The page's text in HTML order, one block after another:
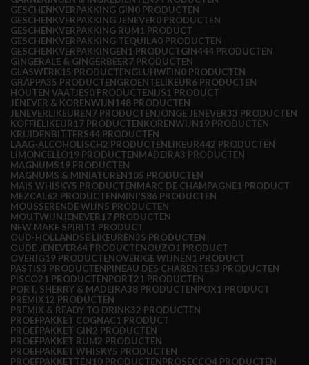
GESCHENKVERPAKKING GIN0 PRODUCTEN
GESCHENKVERPAKKING JENEVER0 PRODUCTEN
GESCHENKVERPAKKING RUM1 PRODUCT
GESCHENKVERPAKKING TEQUILA0 PRODUCTEN
GESCHENKVERPAKKINGEN1 PRODUCTGIN444 PRODUCTEN
GINGERALE & GINGERBEER7 PRODUCTEN
GLASWERK15 PRODUCTENGLUHWEIN0 PRODUCTEN
GRAPPA35 PRODUCTENGROENTELIKEUR6 PRODUCTEN
HOUTEN VAATJES0 PRODUCTENIJS1 PRODUCT
JENEVER & KORENWIJN148 PRODUCTEN
JENEVERLIKEUREN7 PRODUCTENJONGE JENEVER33 PRODUCTEN
KOFFIELIKEUR 17 PRODUCTENKORENWIJN19 PRODUCTEN
KRUIDENBITTERS44 PRODUCTEN
LAAG-ALCOHOLISCH2 PRODUCTENLIKEUR442 PRODUCTEN
LIMONCELLO19 PRODUCTENMADEIRA3 PRODUCTEN
MAGNUMS19 PRODUCTEN
MAGNUMS & MINIATUREN105 PRODUCTEN
MAIS WHISKY5 PRODUCTENMARC DE CHAMPAGNE1 PRODUCT
MEZCAL 62 PRODUCTENMINI'S86 PRODUCTEN
MOUSSERENDE WIJN5 PRODUCTEN
MOUTWIJNJENEVER 17 PRODUCTEN
NEW MAKE SPIRIT1 PRODUCT
OUD-HOLLANDSE LIKEUREN35 PRODUCTEN
OUDE JENEVER64 PRODUCTENOUZO1 PRODUCT
OVERIG19 PRODUCTENOVERIGE WIJNEN1 PRODUCT
PASTIS3 PRODUCTENPINEAU DES CHARENTES3 PRODUCTEN
PISCO21 PRODUCTENPORT21 PRODUCTEN
PORT, SHERRY & MADEIRA38 PRODUCTENPOX1 PRODUCT
PREMIX12 PRODUCTEN
PREMIX & READY TO DRINK32 PRODUCTEN
PROEFPAKKET COGNAC1 PRODUCT
PROEFPAKKET GIN2 PRODUCTEN
PROEFPAKKET RUM2 PRODUCTEN
PROEFPAKKET WHISKY5 PRODUCTEN
PROEFPAKKETTEN10 PRODUCTENPROSECCO4 PRODUCTEN